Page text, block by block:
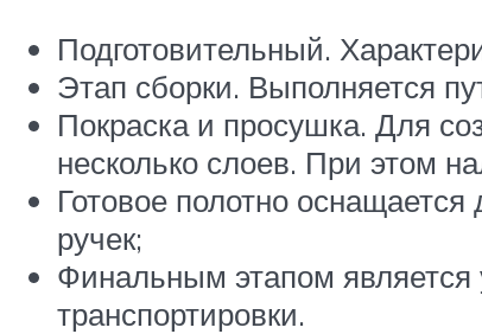
Подготовительный.
Этап сборки. Выполняется
Покраска и просушка. Для
несколько слоев. При этом
Готовое полотно
ручек;
Финальным этапом является
транспортировки.